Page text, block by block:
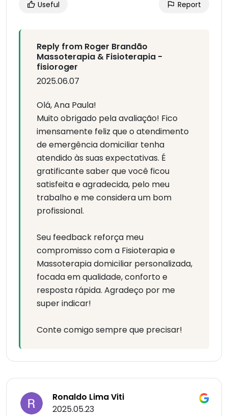
Useful Report
Reply from Roger Brandão
Massoterapia & Fisioterapia -
fisioroger
2025.06.07
Olá, Ana Paula!
Muito obrigado pela avaliação! Fico
imensamente feliz que o atendimento
de emergência domiciliar tenha
atendido às suas expectativas. É
gratificante saber que você ficou
satisfeita e agradecida, pelo meu
trabalho e me considera um bom
profissional.
Seu feedback reforça meu
compromisso com a Fisioterapia e
Massoterapia domiciliar personalizada,
focada em qualidade, conforto e
resposta rápida. Agradeço por me
super indicar!
Conte comigo sempre que precisar!
Ronaldo Lima Viti
2025.05.23